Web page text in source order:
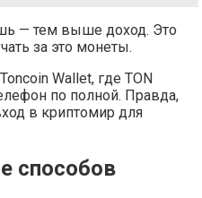
— тем выше доход. Это
за это монеты.
Wallet, где TON
по полной. Правда,
в криптомир для
способов